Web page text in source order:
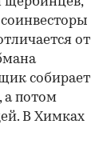
от
собирает
а потом
В Химках